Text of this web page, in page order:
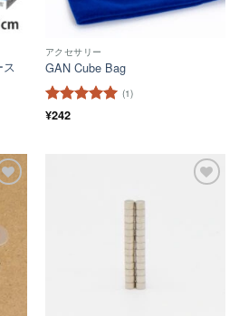
ス
アクセサリー
GAN Cube Bag
5段階中
(1)
¥242